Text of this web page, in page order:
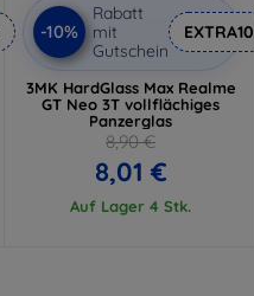
-10%
Rabatt
mit
Gutschein
EXTRA10
3MK HardGlass Max Realme
GT Neo 3T vollflächiges
Panzerglas
8,90 €
8,01 €
Auf Lager 4 Stk.